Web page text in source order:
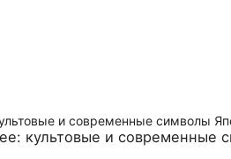
культовые и современные